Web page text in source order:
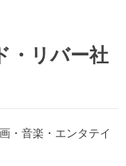
・リバー社
・音楽・エンタテイ